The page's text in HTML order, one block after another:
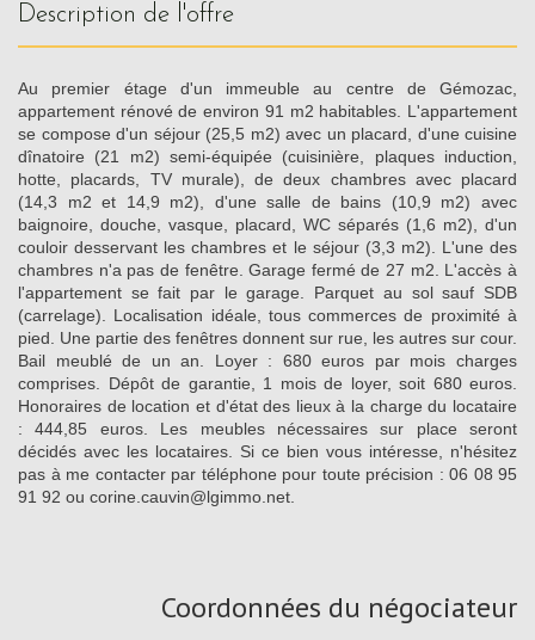
description de l'offre
Au premier étage d'un immeuble au centre de Gémozac,
appartement rénové de environ 91 m2 habitables. L'appartement
se compose d'un séjour (25,5 m2) avec un placard, d'une cuisine
dînatoire (21 m2) semi-équipée (cuisinière, plaques induction,
hotte, placards, TV murale), de deux chambres avec placard
(14,3 m2 et 14,9 m2), d'une salle de bains (10,9 m2) avec
baignoire, douche, vasque, placard, WC séparés (1,6 m2), d'un
couloir desservant les chambres et le séjour (3,3 m2). L'une des
chambres n'a pas de fenêtre. Garage fermé de 27 m2. L'accès à
l'appartement se fait par le garage. Parquet au sol sauf SDB
(carrelage). Localisation idéale, tous commerces de proximité à
pied. Une partie des fenêtres donnent sur rue, les autres sur cour.
Bail meublé de un an. Loyer : 680 euros par mois charges
comprises. Dépôt de garantie, 1 mois de loyer, soit 680 euros.
Honoraires de location et d'état des lieux à la charge du locataire
: 444,85 euros. Les meubles nécessaires sur place seront
décidés avec les locataires. Si ce bien vous intéresse, n'hésitez
pas à me contacter par téléphone pour toute précision : 06 08 95
91 92 ou corine.cauvin@lgimmo.net.
Coordonnées du négociateur